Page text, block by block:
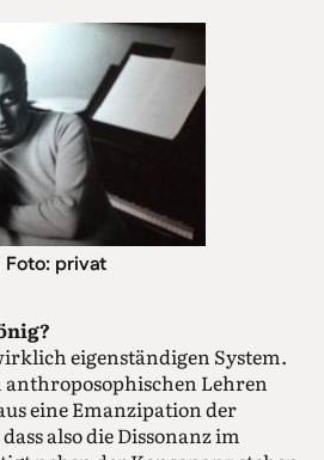
Foto: privat
eigenständigen System.
Lehren
eine Emanzipation der
also die Dissonanz im